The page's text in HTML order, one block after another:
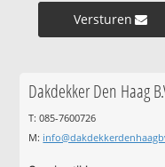
Versturen »
Dakdekker Den Haag
T: 085-7600726
M: